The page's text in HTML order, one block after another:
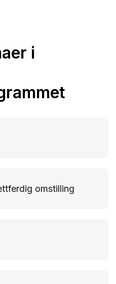
i
omstilling